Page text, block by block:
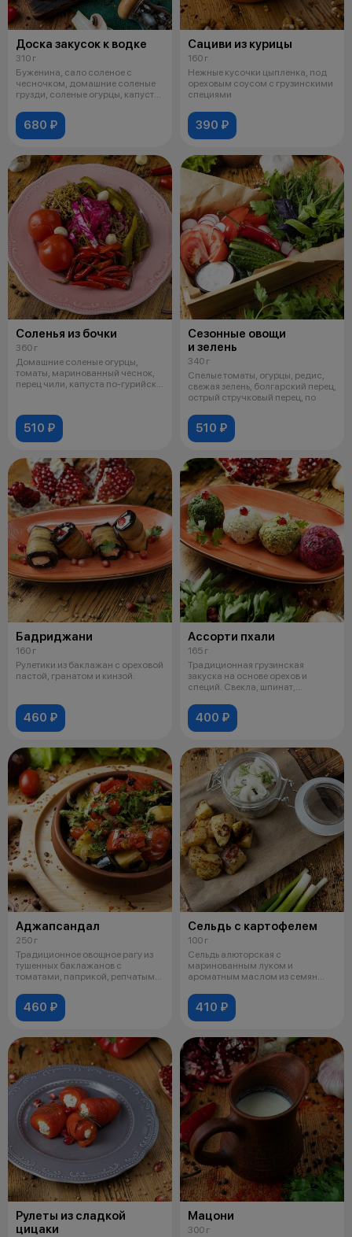
Доска закусок к водке
310 г
Буженина, сало соленое с
чесночком, домашние соленые
грузди, соленые огурцы, капуста
680 ₽
Сациви из курицы
160 г
Нежные кусочки цыпленка, под
ореховым соусом с грузинскими
специями
390 ₽
Соленья из бочки
360 г
Домашние соленые огурцы,
томаты, маринованный чеснок,
перец чили, капуста по-гурийски,
510 ₽
Сезонные овощи
и зелень
340 г
Спелые томаты, огурцы, редис,
свежая зелень, болгарский перец,
острый стручковый перец, по
510 ₽
Бадриджани
160 г
Рулетики из баклажан с ореховой
пастой, гранатом и кинзой.
460 ₽
Ассорти пхали
165 г
Традиционная грузинская
закуска на основе орехов и
специй. Свекла, шпинат,
400 ₽
Аджапсандал
250 г
Традиционное овощное рагу из
тушенных баклажанов с
томатами, паприкой, репчатым
460 ₽
Сельдь с картофелем
100 г
Сельдь алюторская с
маринованным луком и
ароматным маслом из семян
410 ₽
Рулеты из сладкой
цицаки
Мацони
300 г